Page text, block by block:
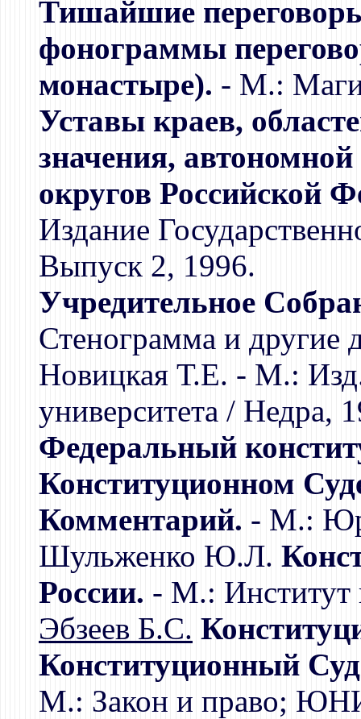
Тишайшие
фонограммы
монастыре). - М.:
Уставы краев,
значения,
округов Российской
Издание
Выпуск 2, 1996.
Учредительное
Стенограмма и другие
Новицкая Т.Е. - М.:
университета / Недра,
Федеральный
Конституционном
Комментарий. - М.:
Шульженко Ю.Л.
России. - М.: Институт
Эбзеев Б.С.
Конституционный Суд
М.: Закон и право;